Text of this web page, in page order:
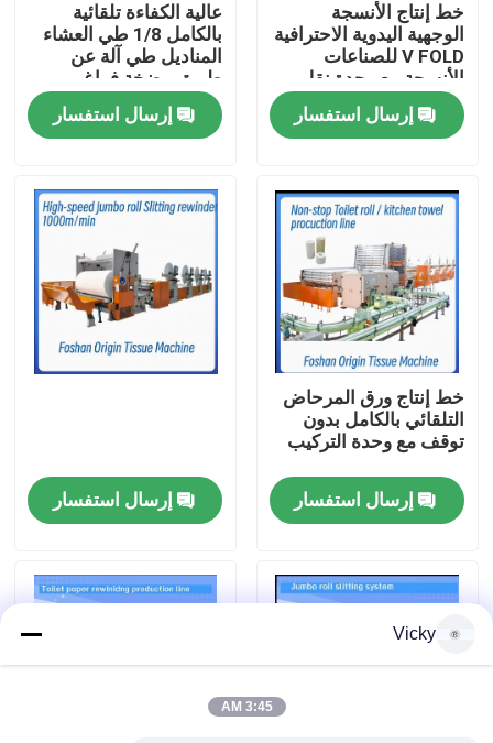
المنزل
جولة في المصنع
اتصل بنا
أخبار
اطلب اقتباس
VR
خط إنتاج الأنسجة
الوجهية اليدوية الاحترافية
V FOLD للصناعات
الأنسجة مع وحدة نقل
تلقائي
إرسال استفسار
عالية الكفاءة تلقائية
بالكامل 1/8 طي العشاء
المناديل طي آلة عن
طريق مضخة فراغ
إرسال استفسار
خط إنتاج ورق المرحاض
التلقائي بالكامل بدون
توقف مع وحدة التركيب
إرسال استفسار إرسال استفسار
Vicky
3:45 AM